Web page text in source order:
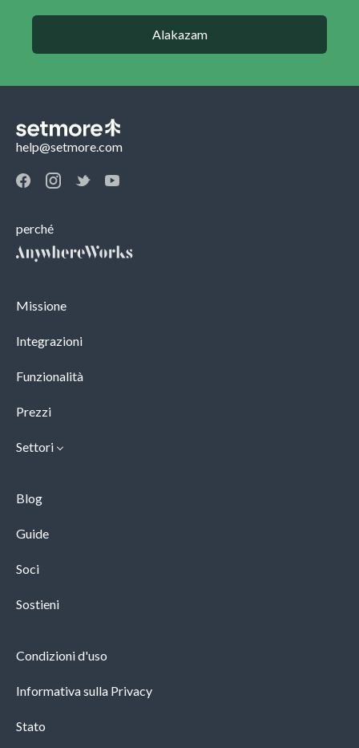
Alakazam
help@setmore.com
perché
Missione
Integrazioni
Funzionalità
Prezzi
Settori
Blog
Guide
Soci
Sostieni
Condizioni d'uso
Informativa sulla Privacy
Stato